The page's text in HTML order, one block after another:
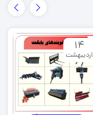
14
اردیبهشت